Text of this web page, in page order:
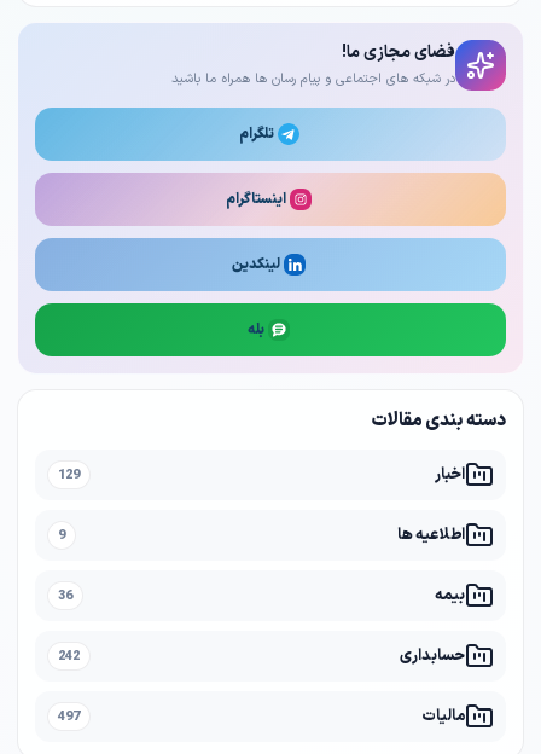
فضای مجازی ما!
در شبکه های اجتماعی و پیام رسان ها همراه ما باشید
تلگرام
اینستاگرام
لینکدین
بله
دسته بندی مقالات
اخبار 129
اطلاعیه ها 9
بیمه 36
حسابداری 242
مالیات 497